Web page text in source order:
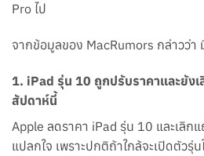
Pro ไป
จากข้อมูลของ MacRumors กล่าวว่า
1. iPad รุ่น 10 ถูกปรับราคาและยังเ
สัปดาห์นี้
Apple ลดราคา iPad รุ่น 10 และเลิก
แปลกใจ เพราะปกติถ้าใกล้จะเปิดตัวรุ่